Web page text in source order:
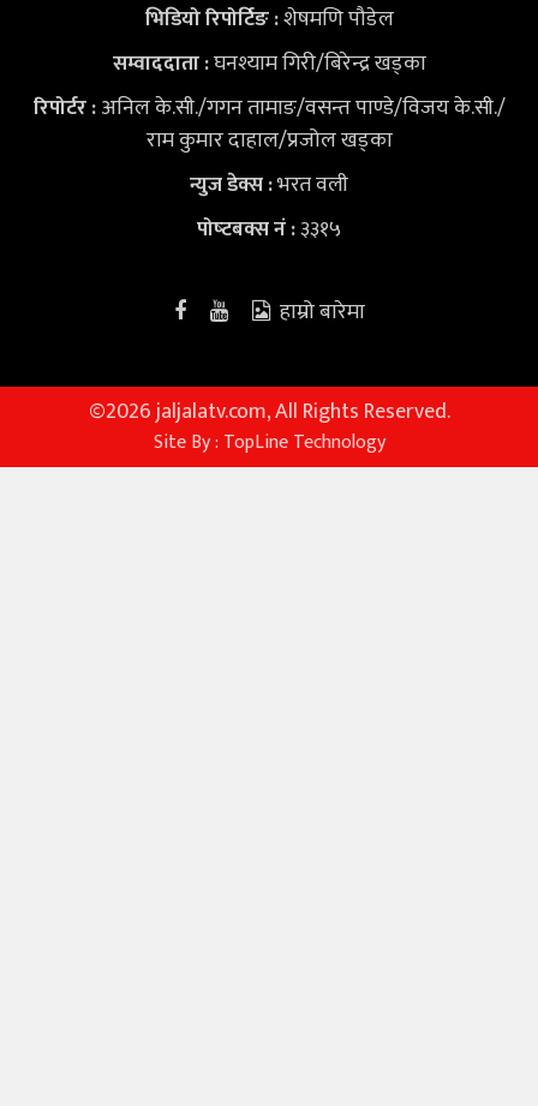
भिडियोरिपोर्टिङ :शेषमणि पौडेल
सम्वाददाता :घनश्याम गिरी/बिरेन्द्र खड्का
रिपोर्टर :अनिल के.सी./गगन तामाङ/वसन्त पाण्डे/विजय के.सी./
राम कुमार दाहाल/प्रजोल खड्का
न्युज डेक्स:भरत वली
पोष्‍टबक्स नं :३३१५
हाम्रो बारेमा
©2026 jaljalatv.com, All Rights Reserved.
Site By : TopLine Technology